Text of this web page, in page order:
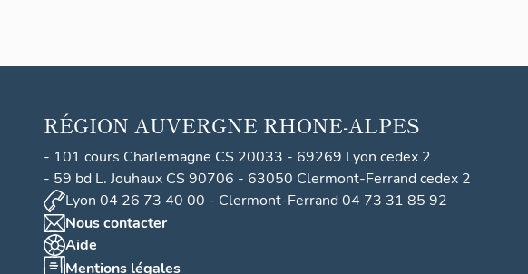
RÉGION AUVERGNE RHONE-ALPES
- 101 cours Charlemagne CS 20033 - 69269 Lyon cedex 2
- 59 bd L. Jouhaux CS 90706 - 63050 Clermont-Ferrand cedex 2
Lyon 04 26 73 40 00 - Clermont-Ferrand 04 73 31 85 92
Nous contacter
Aide
Mentions légales